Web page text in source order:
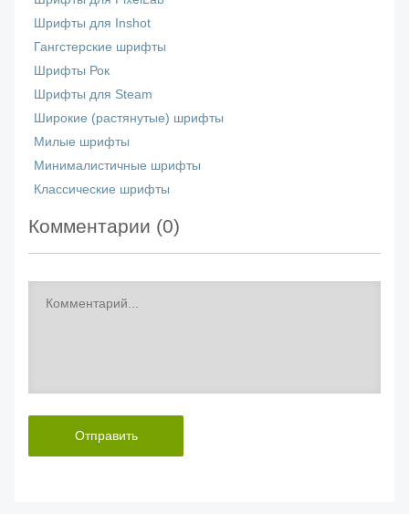
Шрифты для Inshot
Гангстерские шрифты
Шрифты Рок
Шрифты для Steam
Широкие (растянутые) шрифты
Милые шрифты
Минималистичные шрифты
Классические шрифты
Комментарии (0)
Отправить